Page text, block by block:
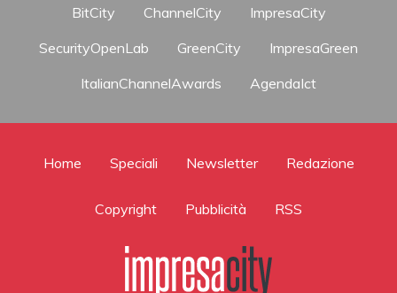
BitCity ChannelCity
ImpresaCity
SecurityOpenLab
GreenCity
ImpresaGreen
ItalianChannelAwards
AgendaIct
Home Speciali Newsletter Redazione
Copyright Pubblicità RSS